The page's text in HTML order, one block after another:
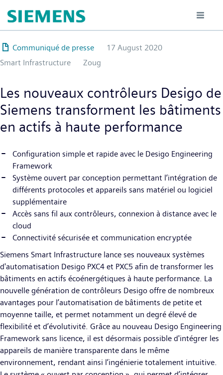
till
huvudinnehåll
Communiqué de presse
17 August 2020
Smart Infrastructure
Zoug
Les nouveaux contrôleurs Desigo de
Siemens transforment les bâtiments
en actifs à haute performance
Configuration simple et rapide avec le Desigo Engineering
Framework
Système ouvert par conception permettant l’intégration de
différents protocoles et appareils sans matériel ou logiciel
supplémentaire
Accès sans fil aux contrôleurs, connexion à distance avec le
cloud
Connectivité sécurisée et communication encryptée
Siemens Smart Infrastructure lance ses nouveaux systèmes
d'automatisation Desigo PXC4 et PXC5 afin de transformer les
bâtiments en actifs écoénergétiques à haute performance. La
nouvelle génération de contrôleurs Desigo offre de nombreux
avantages pour l’automatisation de bâtiments de petite et
moyenne taille, et permet notamment un degré élevé de
flexibilité et d’évolutivité. Grâce au nouveau Desigo Engineering
Framework sans licence, il est désormais possible d'intégrer les
appareils de manière transparente dans le même
environnement, rendant ainsi l’ingénierie totalement intuitive.